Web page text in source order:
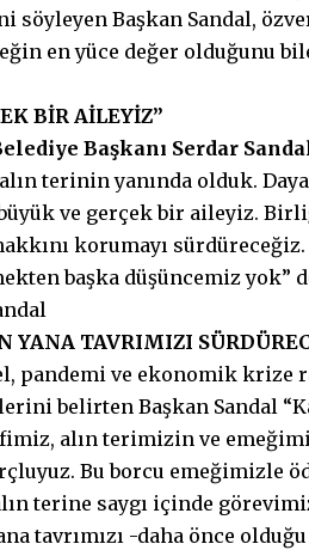
söyleyen Başkan Sandal,
en yüce değer olduğunu
BİR AİLEYİZ”
Başkanı Serdar
terinin yanında olduk.
ve gerçek bir aileyiz.
korumayı
başka düşüncemiz yok”
YANA TAVRIMIZI
pandemi ve ekonomik krize
belirten Başkan Sandal
alın terimizin ve
Bu borcu emeğimizle
terine saygı içinde
tavrımızı -daha önce